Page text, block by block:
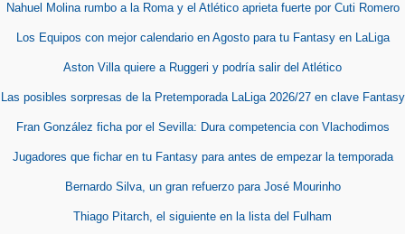
Nahuel Molina rumbo a la Roma y el Atlético aprieta fuerte por Cuti Romero
Los Equipos con mejor calendario en Agosto para tu Fantasy en LaLiga
Aston Villa quiere a Ruggeri y podría salir del Atlético
Las posibles sorpresas de la Pretemporada LaLiga 2026/27 en clave Fantasy
Fran González ficha por el Sevilla: Dura competencia con Vlachodimos
Jugadores que fichar en tu Fantasy para antes de empezar la temporada
Bernardo Silva, un gran refuerzo para José Mourinho
Thiago Pitarch, el siguiente en la lista del Fulham